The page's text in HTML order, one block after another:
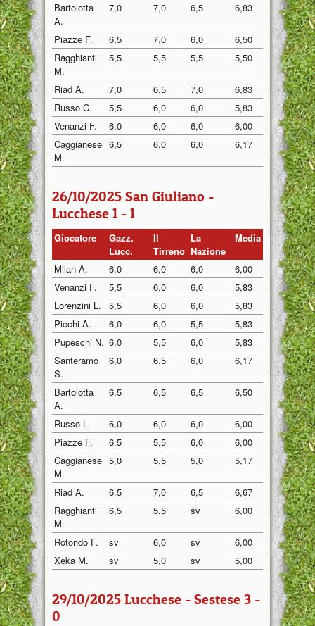
Bartolotta
A.
7,0 7,0 6,5 6,83
Piazze F. 6,5 7,0 6,0
6,50
Ragghianti
M.
5,5 5,5 5,5 5,50
Riad A. 7,0 6,5 7,0
6,83
Russo C.
5,5 6,0 6,0
5,83
Venanzi F.
6,0 6,0 6,0
6,00
Caggianese
M.
6,5 6,0 6,0 6,17
26/10/2025 San Giuliano -
Lucchese 1 - 1
Giocatore
Gazz.
Lucc.
Il
Tirreno
La
Nazione
Media
Milan A. 6,0 6,0 6,0
6,00
Venanzi F.
5,5 6,0 6,0
5,83
Lorenzini L.
5,5 6,0 6,0
5,83
Picchi A.
6,0 6,0 5,5
5,83
Pupeschi N. 6,0 5,5 6,0
5,83
Santeramo
S.
6,0 6,5 6,0 6,17
Bartolotta
A.
6,5 6,5 6,5 6,50
Russo L. 6,0 6,0 6,0
6,00
Piazze F.
6,5 5,5 6,0
6,00
Caggianese
M.
5,0 5,5 5,0 5,17
Riad A. 6,5 7,0 6,5
6,67
Ragghianti
M.
6,5 5,5 sv 6,00
Rotondo F. sv 6,0 sv
6,00
Xeka M.
sv 5,0 sv 5,00
29/10/2025 Lucchese - Sestese 3 -
0